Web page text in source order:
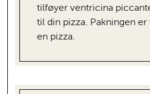
tilføyer ventricina
til din pizza. Pakningen
en pizza.